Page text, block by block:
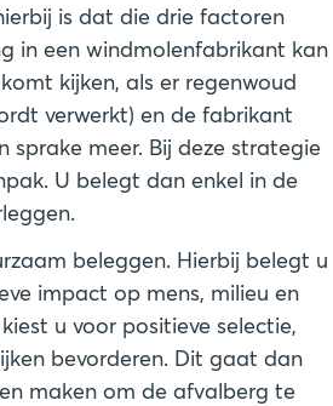
is dat die drie factoren
in een windmolenfabrikant kan
kijken, als er regenwoud
verwerkt) en de fabrikant
meer. Bij deze strategie
U belegt dan enkel in de
beleggen. Hierbij belegt u
impact op mens, milieu en
u voor positieve selectie,
bevorderen. Dit gaat dan
maken om de afvalberg te